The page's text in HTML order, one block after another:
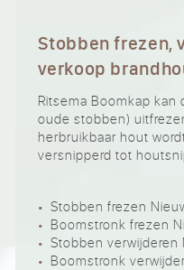
Stobben frezen,
verkoop
Ritsema Boomkap
oude stobben)
herbruikbaar hout
versnipperd tot
Stobben frezen
Boomstronk frezen
Stobben verwijderen
Boomstronk